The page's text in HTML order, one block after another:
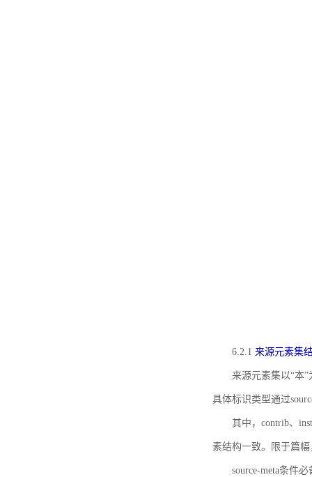
6.2.1 来源元素集
来源元素集以“本
具体标识类型通过
其中，contrib、
素结构一致。限于篇
source-meta条件